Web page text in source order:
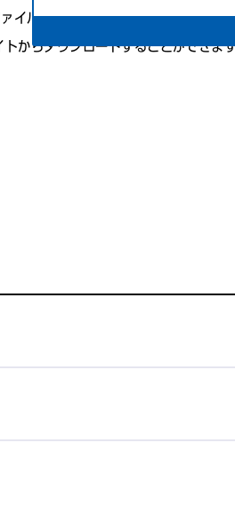
の詳細については、各種インター
らダウンロードすることができま